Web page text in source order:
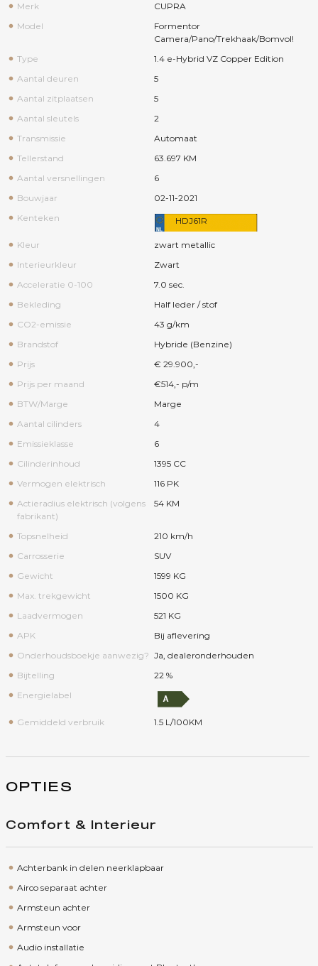
Merk
CUPRA
Model
Formentor
Camera/Pano/Trekhaak/Bomvol!
Type
1.4 e-Hybrid VZ Copper Edition
Aantal deuren
5
Aantal zitplaatsen
5
Aantal sleutels
2
Transmissie
Automaat
Tellerstand
63.697 KM
Aantal versnellingen
6
Bouwjaar
02-11-2021
Kenteken
HDJ61R
Kleur
zwart metallic
Interieurkleur
Zwart
Acceleratie 0-100
7.0 sec.
Bekleding
Half leder / stof
CO2-emissie
43 g/km
Brandstof
Hybride (Benzine)
Prijs
€ 29.900,-
Prijs per maand
€514,- p/m
BTW/Marge
Marge
Aantal cilinders
4
Emissieklasse
6
Cilinderinhoud
1395 CC
Vermogen elektrisch
116 PK
Actieradius elektrisch (volgens
fabrikant)
54 KM
Topsnelheid
210 km/h
Carrosserie
SUV
Gewicht
1599 KG
Max. trekgewicht
1500 KG
Laadvermogen
521 KG
APK
Bij aflevering
Onderhoudsboekje aanwezig? Ja, dealeronderhouden
Bijtelling
22 %
Energielabel
Gemiddeld verbruik 1.5 L/100KM
OPTIES
Comfort & Interieur
Achterbank in delen neerklapbaar
Airco separaat achter
Armsteun achter
Armsteun voor
Audio installatie